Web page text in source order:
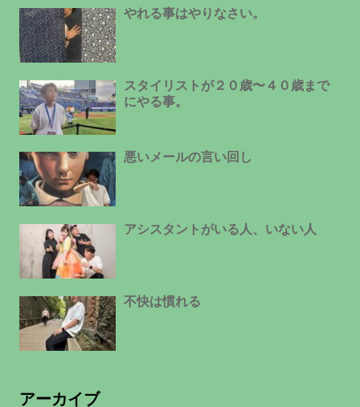
やれる事はやりなさい。
スタイリストが２０歳〜４０歳まで
にやる事。
悪いメールの言い回し
アシスタントがいる人、いない人
不快は慣れる
アーカイブ